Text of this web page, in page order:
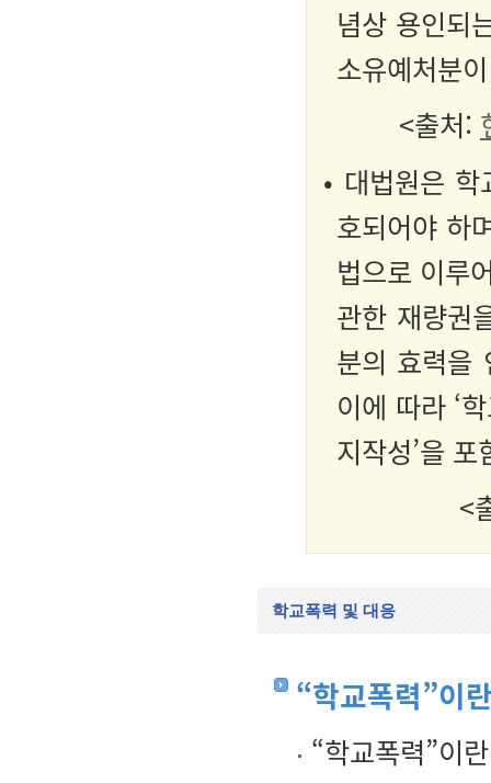
념상 용인되
소유예처분
<출처:
• 대법원은
호되어야 하
법으로 이루
관한 재량권
분의 효력을
이에 따라 ‘
지작성’을
<
학교폭력 및 대응
“학교폭력”이
“학교폭력”이